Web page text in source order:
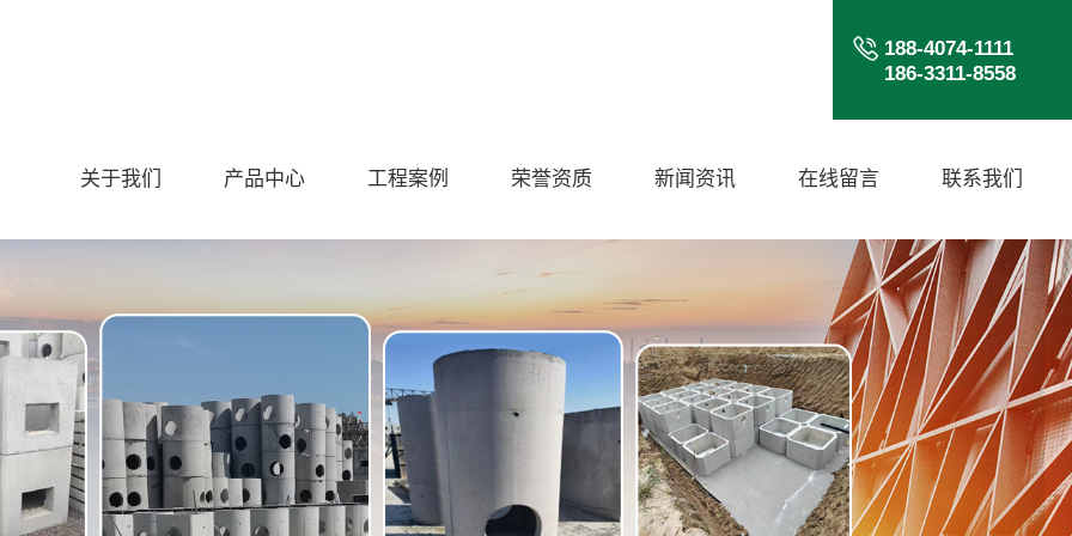
188-4074-1111
186-3311-8558
关于我们 产品中心 工程案例 荣誉资质 新闻资讯 在线留言 联系我们